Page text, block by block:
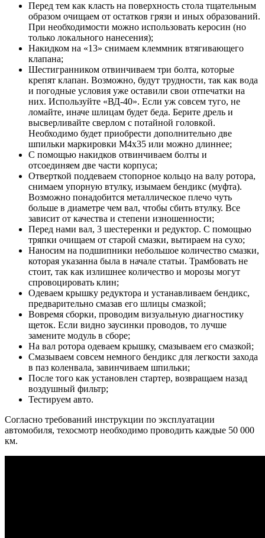
Перед тем как класть на поверхность стола тщательным
образом очищаем от остатков грязи и иных образований.
При необходимости можно использовать керосин (но
только локального нанесения);
Накидком на «13» снимаем клеммник втягивающего
клапана;
Шестигранником отвинчиваем три болта, которые
крепят клапан. Возможно, будут трудности, так как вода
и погодные условия уже оставили свои отпечатки на
них. Используйте «ВД-40». Если уж совсем туго, не
ломайте, иначе шлицам будет беда. Берите дрель и
высверливайте сверлом с потайной головкой.
Необходимо будет приобрести дополнительно две
шпильки маркировки М4х35 или можно длиннее;
С помощью накидков отвинчиваем болты и
отсоединяем две части корпуса;
Отверткой поддеваем стопорное кольцо на валу ротора,
снимаем упорную втулку, изымаем бендикс (муфта).
Возможно понадобится металлическое плечо чуть
больше в диаметре чем вал, чтобы сбить втулку. Все
зависит от качества и степени изношенности;
Перед нами вал, 3 шестеренки и редуктор. С помощью
тряпки очищаем от старой смазки, вытираем на сухо;
Наносим на подшипники небольшое количество смазки,
которая указанна была в начале статьи. Трамбовать не
стоит, так как излишнее количество и морозы могут
спровоцировать клин;
Одеваем крышку редуктора и устанавливаем бендикс,
предварительно смазав его шлицы смазкой;
Вовремя сборки, проводим визуальную диагностику
щеток. Если видно заусинки проводов, то лучше
замените модуль в сборе;
На вал ротора одеваем крышку, смазываем его смазкой;
Смазываем совсем немного бендикс для легкости захода
в паз коленвала, завинчиваем шпильки;
После того как установлен стартер, возвращаем назад
воздушный фильтр;
Тестируем авто.
Согласно требований инструкции по эксплуатации
автомобиля, техосмотр необходимо проводить каждые 50 000
км.